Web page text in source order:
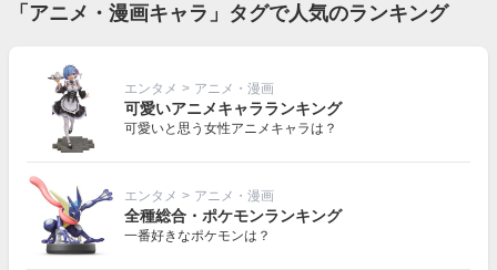
「アニメ・漫画キャラ」タグで人気のランキング
エンタメ > アニメ・漫画
可愛いアニメキャラランキング
可愛いと思う女性アニメキャラは？
エンタメ > アニメ・漫画
全種総合・ポケモンランキング
一番好きなポケモンは？